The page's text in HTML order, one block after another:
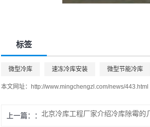
标签
微型冷库 速冻冷库安装 微型节能冷库
本文网址： http://www.mingchengzl.com/news/443.html
上一篇： 北京冷库工程厂家介绍冷库除霉的